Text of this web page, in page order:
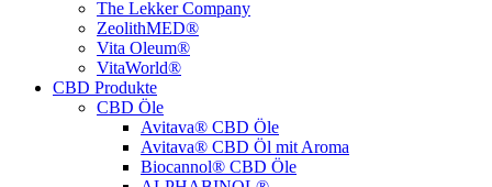
The Lekker Company
ZeolithMED®
Vita Oleum®
VitaWorld®
CBD Produkte
CBD Öle
Avitava® CBD Öle
Avitava® CBD Öl mit Aroma
Biocannol® CBD Öle